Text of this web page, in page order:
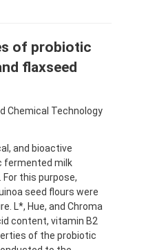
of probiotic
flaxseed
Chemical Technology
and bioactive
fermented milk
For this purpose,
seed flours were
L*, Hue, and Chroma
content, vitamin B2
of the probiotic